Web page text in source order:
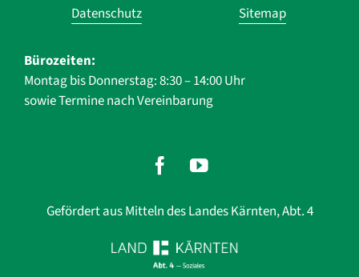
Datenschutz
Sitemap
Bürozeiten:
Montag bis Donnerstag: 8:30 – 14:00 Uhr
sowie Termine nach Vereinbarung
Gefördert aus Mitteln des Landes Kärnten, Abt. 4